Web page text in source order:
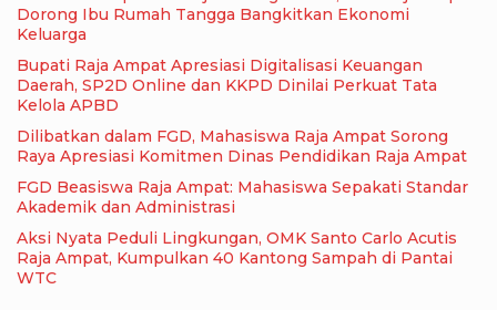
Dorong Ibu Rumah Tangga Bangkitkan Ekonomi
Keluarga
Bupati Raja Ampat Apresiasi Digitalisasi Keuangan
Daerah, SP2D Online dan KKPD Dinilai Perkuat Tata
Kelola APBD
Dilibatkan dalam FGD, Mahasiswa Raja Ampat Sorong
Raya Apresiasi Komitmen Dinas Pendidikan Raja Ampat
FGD Beasiswa Raja Ampat: Mahasiswa Sepakati Standar
Akademik dan Administrasi
Aksi Nyata Peduli Lingkungan, OMK Santo Carlo Acutis
Raja Ampat, Kumpulkan 40 Kantong Sampah di Pantai
WTC